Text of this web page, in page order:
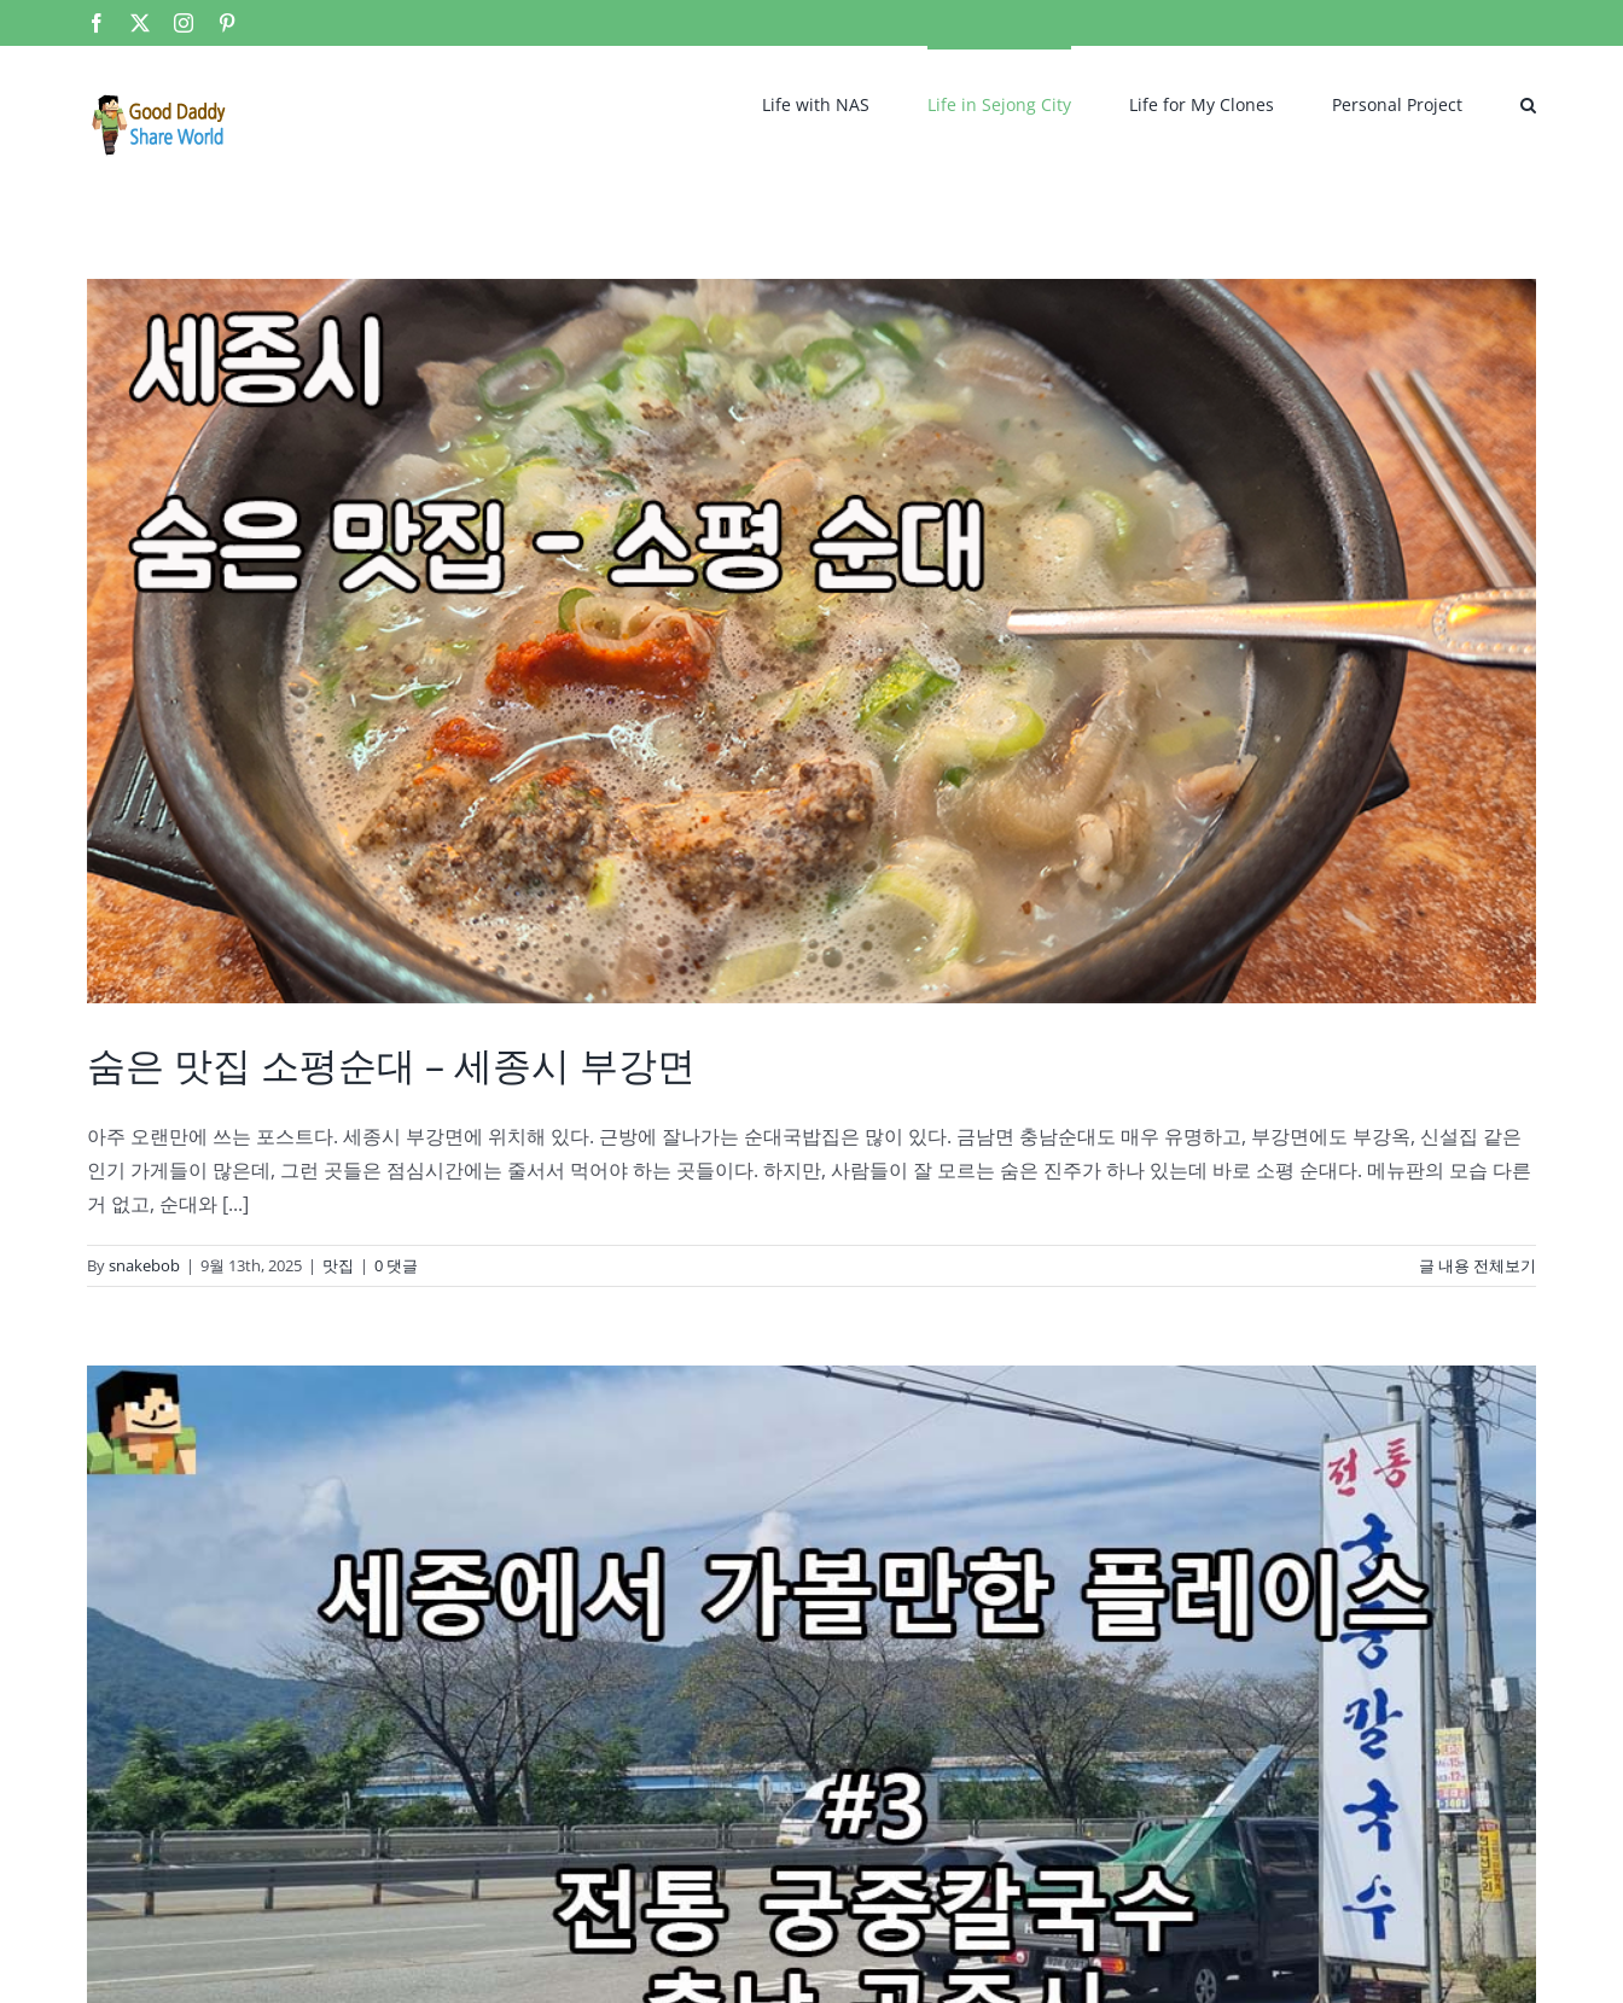
텐
Facebook Instagram
Life with NAS Life in Sejong City Life for My Clones Personal Project
숨은 맛집 소평순대 – 세종시 부강면
아주 오랜만에 쓰는 포스트다. 세종시 부강면에 위치해 있다. 근방에 잘나가는 순대국밥집은 많이 있다. 금남면 충남순대도 매우 유명하고, 부강면에도 부강옥, 신설집 같은
인기 가게들이 많은데, 그런 곳들은 점심시간에는 줄서서 먹어야 하는 곳들이다. 하지만, 사람들이 잘 모르는 숨은 진주가 하나 있는데 바로 소평 순대다. 메뉴판의 모습 다른
거 없고, 순대와 [...]
Bysnakebob | 9월 13th, 2025 | 맛집 | 0 댓글 글 내용 전체보기